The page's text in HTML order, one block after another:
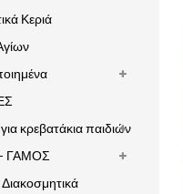
Κεριά
κρεβατάκια παιδιών
ΓΑΜΟΣ